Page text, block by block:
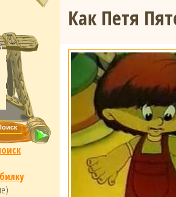
Как Петя